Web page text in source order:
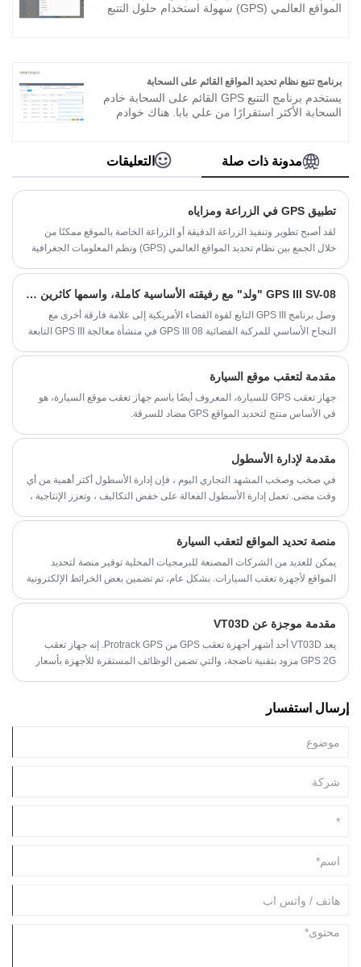
المواقع العالمي (GPS) سهولة استخدام حلول التتبع
ACC ، والتنبيه بسرعة فائقة ، وتنبيه المسار ، وإدخال
/ فتح السياج الجغرافي.
برنامج تتبع نظام تحديد المواقع القائم على السحابة
يستخدم برنامج التتبع GPS القائم على السحابة خادم
السحابة الأكثر استقرارًا من علي بابا. هناك خوادم
التسويق الخاص بك. أصبح تتبع الوقت الفعلي
والتحكم في جميع الأصول / المركبات الموجودة في
مدونة ذات صلة التعليقات
تطبيق GPS في الزراعة ومزاياه
لقد أصبح تطوير وتنفيذ الزراعة الدقيقة أو الزراعة الخاصة بالموقع ممكنًا من
خلال الجمع بين نظام تحديد المواقع العالمي (GPS) ونظم المعلومات الجغرافية
GPS III SV-08 "ولد" مع رفيقته الأساسية كاملة، واسمها كاثرين جونسون
وصل برنامج GPS III التابع لقوة الفضاء الأمريكية إلى علامة فارقة أخرى مع
النجاح الأساسي للمركبة الفضائية GPS III 08 في منشأة معالجة GPS III التابعة
مقدمة لتعقب موقع السيارة
جهاز تعقب GPS للسيارة، المعروف أيضًا باسم جهاز تعقب موقع السيارة، هو
في الأساس منتج لتحديد المواقع GPS مضاد للسرقة.
مقدمة لإدارة الأسطول
في صخب وصخب المشهد التجاري اليوم ، فإن إدارة الأسطول أكثر أهمية من أي
وقت مضى. تعمل إدارة الأسطول الفعالة على خفض التكاليف ، وتعزز الإنتاجية ،
منصة تحديد المواقع لتعقب السيارة
يمكن للعديد من الشركات المصنعة للبرمجيات المحلية توفير منصة لتحديد
المواقع لأجهزة تعقب السيارات. بشكل عام، تم تضمين بعض الخرائط الإلكترونية
مقدمة موجزة عن VT03D
يعد VT03D أحد أشهر أجهزة تعقب GPS من Protrack GPS. إنه جهاز تعقب
GPS 2G مزود بتقنية ناضجة، والتي تضمن الوظائف المستقرة للأجهزة بأسعار
إرسال استفسار